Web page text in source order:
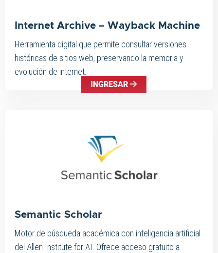
Internet Archive – Wayback Machine
Herramienta digital que permite consultar versiones
históricas de sitios web, preservando la memoria y
evolución de internet.
INGRESAR
Semantic Scholar
Motor de búsqueda académica con inteligencia artificial
del Allen Institute for AI. Ofrece acceso gratuito a